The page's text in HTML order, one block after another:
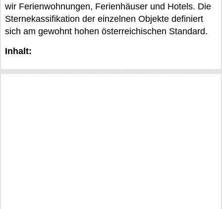
wir Ferienwohnungen, Ferienhäuser und Hotels. Die
Sternekassifikation der einzelnen Objekte definiert
sich am gewohnt hohen österreichischen Standard.
Inhalt: